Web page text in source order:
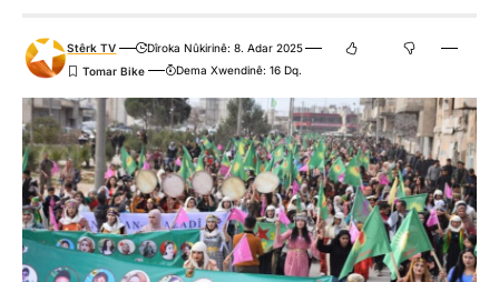
Stêrk TV
Dîroka Nûkirinê: 8. Adar 2025
Dema Xwendinê: 16 Dq.